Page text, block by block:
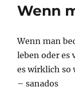
Wenn
Wenn man
leben oder es
es wirklich so
– sanados